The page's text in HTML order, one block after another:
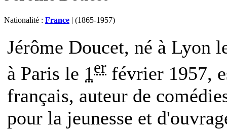
Nationalité : France | (1865-1957)
Jérôme Doucet, né à Lyon
à Paris le 1er février 1957,
français, auteur de
pour la jeunesse et